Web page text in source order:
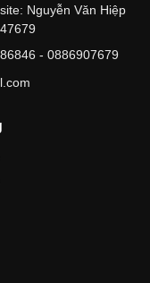
Nguyễn Văn Hiệp
- 0886907679